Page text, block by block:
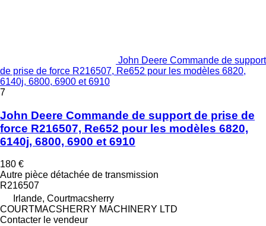
John Deere Commande de support
de prise de force R216507, Re652 pour les modèles 6820,
6140j, 6800, 6900 et 6910
7
John Deere Commande de support de prise de
force R216507, Re652 pour les modèles 6820,
6140j, 6800, 6900 et 6910
180 €
Autre pièce détachée de transmission
R216507
Irlande, Courtmacsherry
COURTMACSHERRY MACHINERY LTD
Contacter le vendeur